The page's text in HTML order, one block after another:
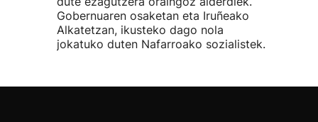
Gobernuaren osaketan eta Iruñeako
Alkatetzan, ikusteko dago nola
jokatuko duten Nafarroako sozialistek.